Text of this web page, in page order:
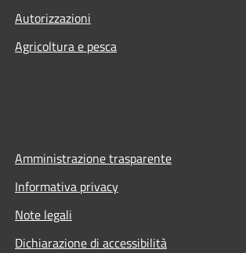
Autorizzazioni
Agricoltura e pesca
Amministrazione trasparente
Informativa privacy
Note legali
Dichiarazione di accessibilità